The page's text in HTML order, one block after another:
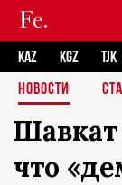
KAZ KGZ TJK
НОВОСТИ
Шавкат
что